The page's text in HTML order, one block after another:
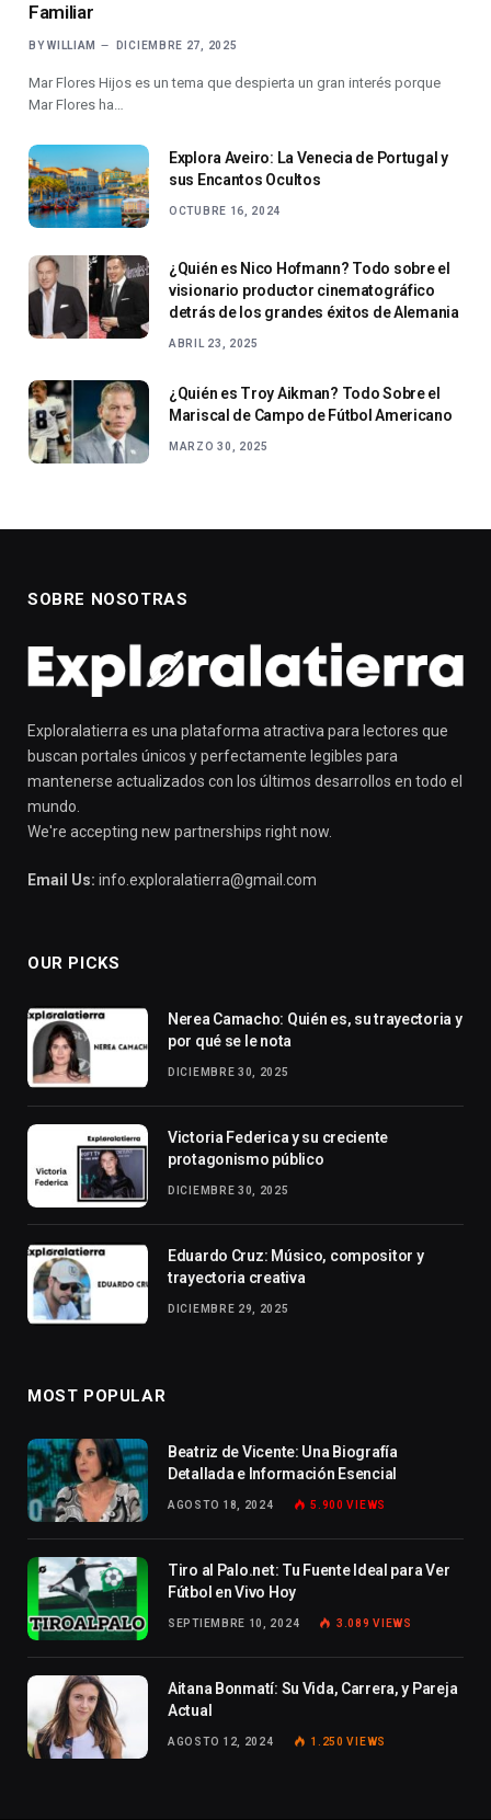
Familiar
BY WILLIAM DICIEMBRE 27, 2025
Mar Flores Hijos es un tema que despierta un gran interés porque
Mar Flores ha…
Explora Aveiro: La Venecia de Portugal y
sus Encantos Ocultos
OCTUBRE 16, 2024
¿Quién es Nico Hofmann? Todo sobre el
visionario productor cinematográfico
detrás de los grandes éxitos de Alemania
ABRIL 23, 2025
¿Quién es Troy Aikman? Todo Sobre el
Mariscal de Campo de Fútbol Americano
MARZO 30, 2025
SOBRE NOSOTRAS
Exploralatierra es una plataforma atractiva para lectores que
buscan portales únicos y perfectamente legibles para
mantenerse actualizados con los últimos desarrollos en todo el
mundo.
We're accepting new partnerships right now.
Email Us: info.exploralatierra@gmail.com
OUR PICKS
Nerea Camacho: Quién es, su trayectoria y
por qué se le nota
DICIEMBRE 30, 2025
Victoria Federica y su creciente
protagonismo público
DICIEMBRE 30, 2025
Eduardo Cruz: Músico, compositor y
trayectoria creativa
DICIEMBRE 29, 2025
MOST POPULAR
Beatriz de Vicente: Una Biografía
Detallada e Información Esencial
AGOSTO 18, 2024 5.900VIEWS
Tiro al Palo.net: Tu Fuente Ideal para Ver
Fútbol en Vivo Hoy
SEPTIEMBRE 10, 2024 3.089VIEWS
Aitana Bonmatí: Su Vida, Carrera, y Pareja
Actual
AGOSTO 12, 2024 1.250VIEWS